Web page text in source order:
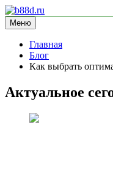
Перейти
к
содержимому
b88d.ru
информационный сайт
Меню
Главная
Блог
Как выбрать
Актуальное